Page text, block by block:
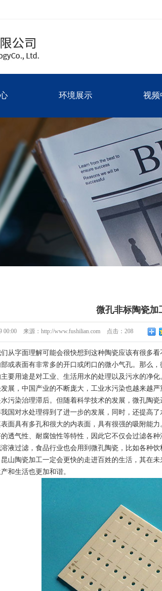
心
化硅
化锆
化铝
环境展示
厂房图
视频
微孔非标陶瓷加
00:00 来源： http://www.fushilian.com 点击： 208
从字面理解可能会很快想到这种陶瓷应该有很多
或表面有非常多的开口或闭口的微小气孔。那么，
主要用途是对工业、生活用水的处理以及污水的净
展，中国产业的不断庞大，工业水污染也越来越
污染治理滞后。但随着科学技术的发展，微孔陶
国对水处理得到了进一步的发展，同时，还提高
面具有多孔和很大的内表面，具有很强的吸附能力
透气性、耐腐蚀性等特性，因此它不仅会过滤各
液过滤，食品行业也会用到微孔陶瓷，比如各种饮
山陶瓷加工一定会更快的走进百姓的生活，其在
和生活也更加和谐。